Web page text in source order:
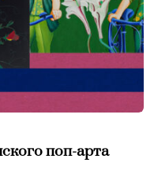
поп-арта